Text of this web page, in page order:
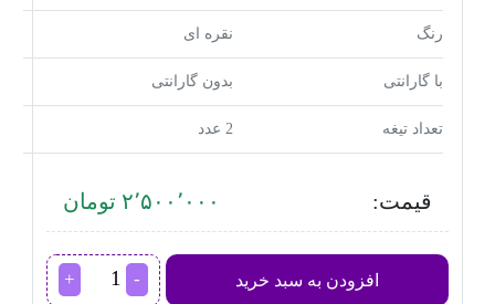
رنگ نقره ای
با گارانتی بدون گارانتی
تعداد تیغه
قیمت: ۲٬۵۰۰٬۰۰۰ تومان
افزودن به سبد خرید
تیغ
یدک